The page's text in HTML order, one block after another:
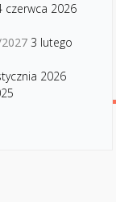
czerwca 2026
2027 3 lutego
2026